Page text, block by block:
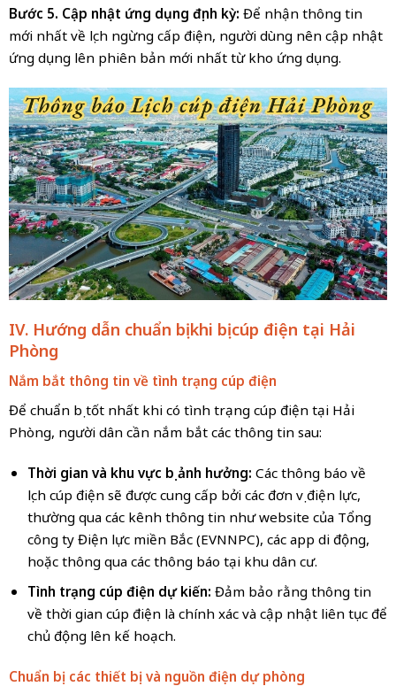
Bước 5. Cập nhật ứng dụng định kỳ: Để nhận thông tin
mới nhất về lịch ngừng cấp điện, người dùng nên cập nhật
ứng dụng lên phiên bản mới nhất từ kho ứng dụng.
IV. Hướng dẫn chuẩn bị khi bị cúp điện tại Hải
Phòng
Nắm bắt thông tin về tình trạng cúp điện
Để chuẩn bị tốt nhất khi có tình trạng cúp điện tại Hải
Phòng, người dân cần nắm bắt các thông tin sau:
Thời gian và khu vực bị ảnh hưởng: Các thông báo về
lịch cúp điện sẽ được cung cấp bởi các đơn vị điện lực,
thường qua các kênh thông tin như website của Tổng
công ty Điện lực miền Bắc (EVNNPC), các app di động,
hoặc thông qua các thông báo tại khu dân cư.
Tình trạng cúp điện dự kiến: Đảm bảo rằng thông tin
về thời gian cúp điện là chính xác và cập nhật liên tục để
chủ động lên kế hoạch.
Chuẩn bị các thiết bị và nguồn điện dự phòng